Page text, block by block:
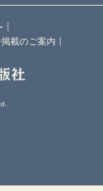
｜
載のご案内 ｜